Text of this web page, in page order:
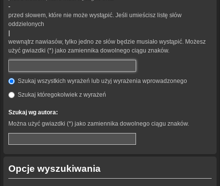
-
przed słowem, które nie może wystąpić. Jeśli umieścisz listę słów
oddzielonych
wewnątrz nawiasów, tylko jedno ze słów będzie musiało wystąpić. Możesz
użyć gwiazdki (*) jako zamiennika dowolnego ciągu znaków.
Szukaj wszystkich wyrażeń lub użyj wyrażenia wprowadzonego
Szukaj któregokolwiek z wyrażeń
Szukaj wg autora:
Można użyć gwiazdki (*) jako zamiennika dowolnego ciągu znaków.
Opcje wyszukiwania